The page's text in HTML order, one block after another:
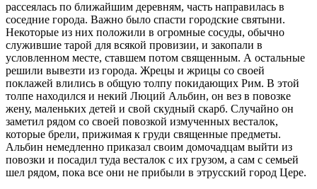
рассеялась по ближайшим деревням, часть направилась в
соседние города. Важно было спасти городские святыни.
Некоторые из них положили в огромные сосуды, обычно
служившие тарой для всякой провизии, и закопали в
условленном месте, ставшем потом священным. А остальные
решили вывезти из города. Жрецы и жрицы со своей
поклажей влились в общую толпу покидающих Рим. В этой
толпе находился и некий Люций Альбин, он вез в повозке
жену, маленьких детей и свой скудный скарб. Случайно он
заметил рядом со своей повозкой измученных весталок,
которые брели, прижимая к груди священные предметы.
Альбин немедленно приказал своим домочадцам выйти из
повозки и посадил туда весталок с их грузом, а сам с семьей
шел рядом, пока все они не прибыли в этрусский город Цере.